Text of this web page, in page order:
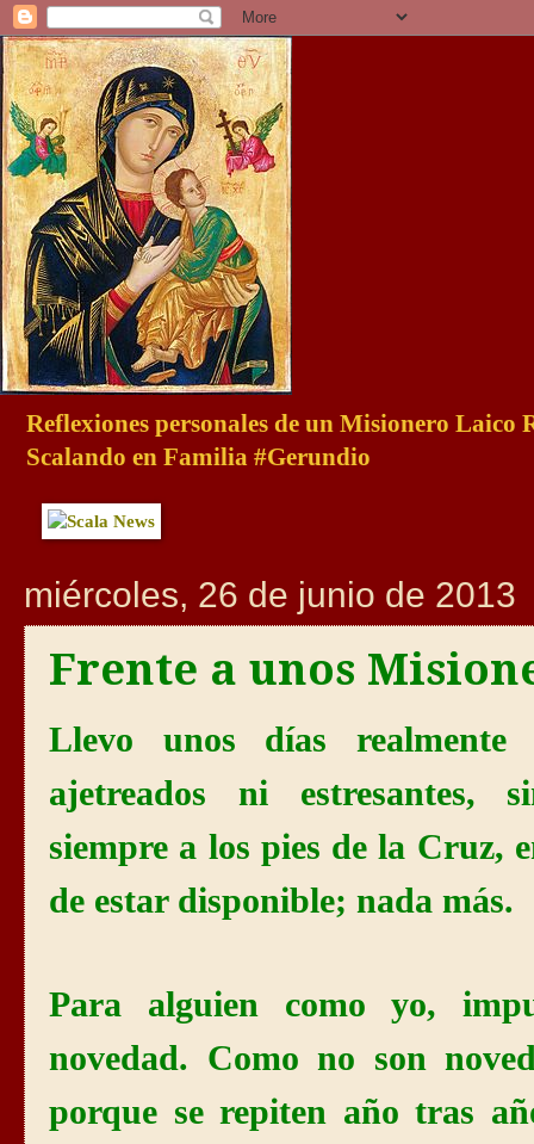
Reflexiones personales de un Misionero Laico
Scalando en Familia #Gerundio
miércoles, 26 de junio de 2013
Frente a unos
Llevo unos días
ajetreados ni estresantes,
siempre a los pies dela Cruz,
de estar disponible; nada más.
Para alguien como yo,
novedad. Como no son
porque se repiten año tras